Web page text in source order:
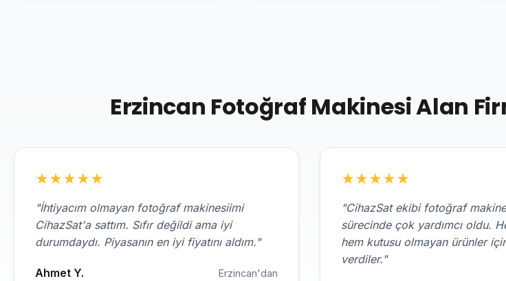
Erzincan Fotoğraf Makinesi Alan
★★★★★
"İhtiyacım olmayan fotoğraf makinesiimi
CihazSat'a sattım. Sıfır değildi ama iyi
durumdaydı. Piyasanın en iyi fiyatını aldım."
Ahmet Y. Erzincan'dan
★★★★★
"CihazSat ekibi fotoğraf
sürecinde çok yardımcı oldu.
hem kutusu olmayan ürünler
verdiler."